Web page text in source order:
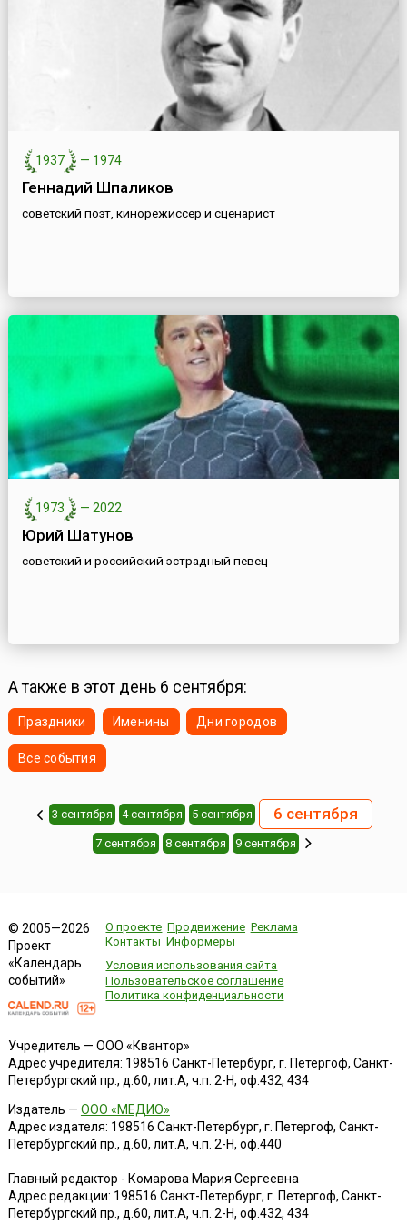
1937 — 1974
Геннадий Шпаликов
советский поэт, кинорежиссер и сценарист
1973 — 2022
Юрий Шатунов
советский и российский эстрадный певец
А также в этот день 6 сентября:
Праздники Именины Дни городов
Все события
3 сентября 4 сентября 5 сентября 6 сентября
7 сентября 8 сентября 9 сентября
© 2005—2026
Проект
«Календарь
событий»
О проекте Продвижение Реклама
Контакты Информеры
Условия использования сайта
Пользовательское соглашение
Политика конфиденциальности
Учредитель — ООО «Квантор»
Адрес учредителя: 198516 Санкт-Петербург, г. Петергоф, Санкт-
Петербургский пр., д.60, лит.А, ч.п. 2-Н, оф.432, 434
Издатель — ООО «МЕДИО»
Адрес издателя: 198516 Санкт-Петербург, г. Петергоф, Санкт-
Петербургский пр., д.60, лит.А, ч.п. 2-Н, оф.440
Главный редактор - Комарова Мария Сергеевна
Адрес редакции: 198516 Санкт-Петербург, г. Петергоф, Санкт-
Петербургский пр., д.60, лит.А, ч.п. 2-Н, оф.432, 434